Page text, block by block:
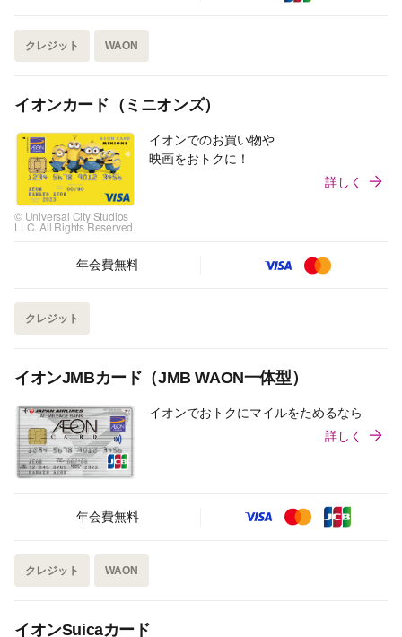
クレジット WAON
イオンカード（ミニオンズ）
© Universal City Studios
LLC. All Rights Reserved.
イオンでのお買い物や
映画をおトクに！
詳しく
年会費無料
クレジット
イオンJMBカード（JMB WAON一体型）
イオンでおトクにマイルをためるなら
詳しく
年会費無料
クレジット WAON
イオンSuicaカード